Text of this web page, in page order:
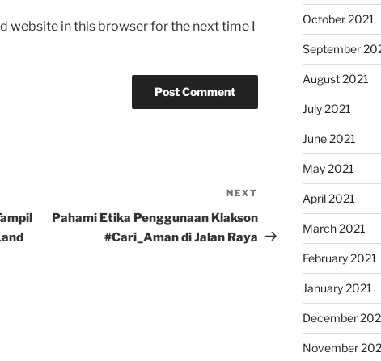
website in this browser for the next time I
Post
NEXT
Pahami Etika Penggunaan Klakson
#Cari_Aman di Jalan Raya
October 2021
September
August 2021
July 2021
June 2021
May 2021
April 2021
March 2021
February 2021
January 2021
December
November